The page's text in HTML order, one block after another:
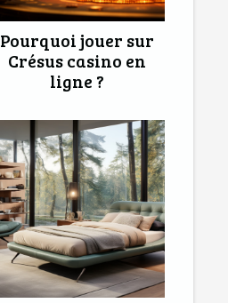
Pourquoi jouer sur
Crésus casino en
ligne ?